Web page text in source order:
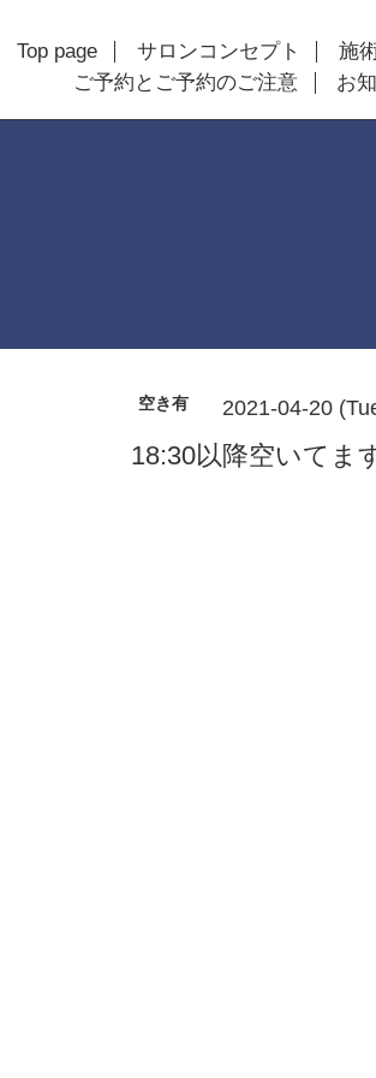
Top page サロンコンセプト 施
ご予約とご予約のご注意
お
空き有 2021-04-20
18:30以降空いてま